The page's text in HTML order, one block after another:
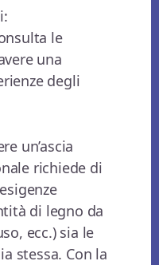
le
una
degli
un’ascia
richiede di
di legno da
ecc.) sia le
stessa. Con la